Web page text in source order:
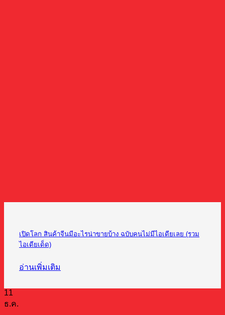
เปิดโลก สินค้าจีนมีอะไรน่าขายบ้าง ฉบับคนไม่มีไอเดียเลย (รวม
ไอเดียเด็ด)
อ่านเพิ่มเติม
11
ธ.ค.